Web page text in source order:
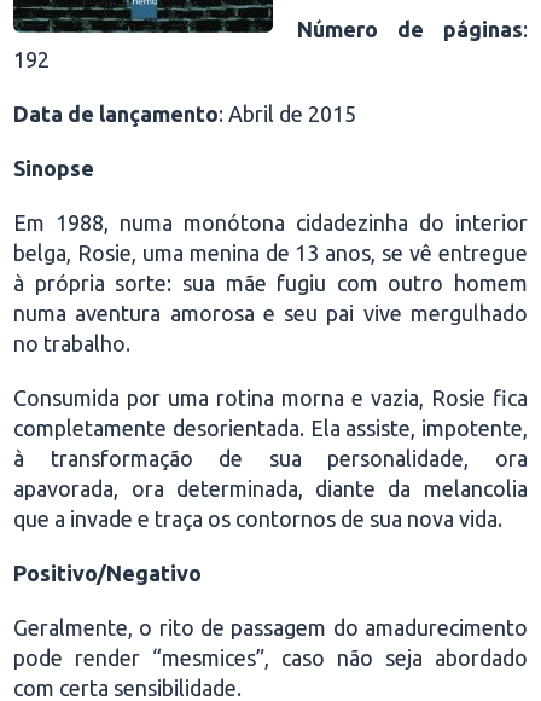
Número de páginas:
192
Data de lançamento: Abril de 2015
Sinopse
Em 1988, numa monótona cidadezinha do interior
belga, Rosie, uma menina de 13 anos, se vê entregue
à própria sorte: sua mãe fugiu com outro homem
numa aventura amorosa e seu pai vive mergulhado
no trabalho.
Consumida por uma rotina morna e vazia, Rosie fica
completamente desorientada. Ela assiste, impotente,
à transformação de sua personalidade, ora
apavorada, ora determinada, diante da melancolia
que a invade e traça os contornos de sua nova vida.
Positivo/Negativo
Geralmente, o rito de passagem do amadurecimento
pode render “mesmices”, caso não seja abordado
com certa sensibilidade.